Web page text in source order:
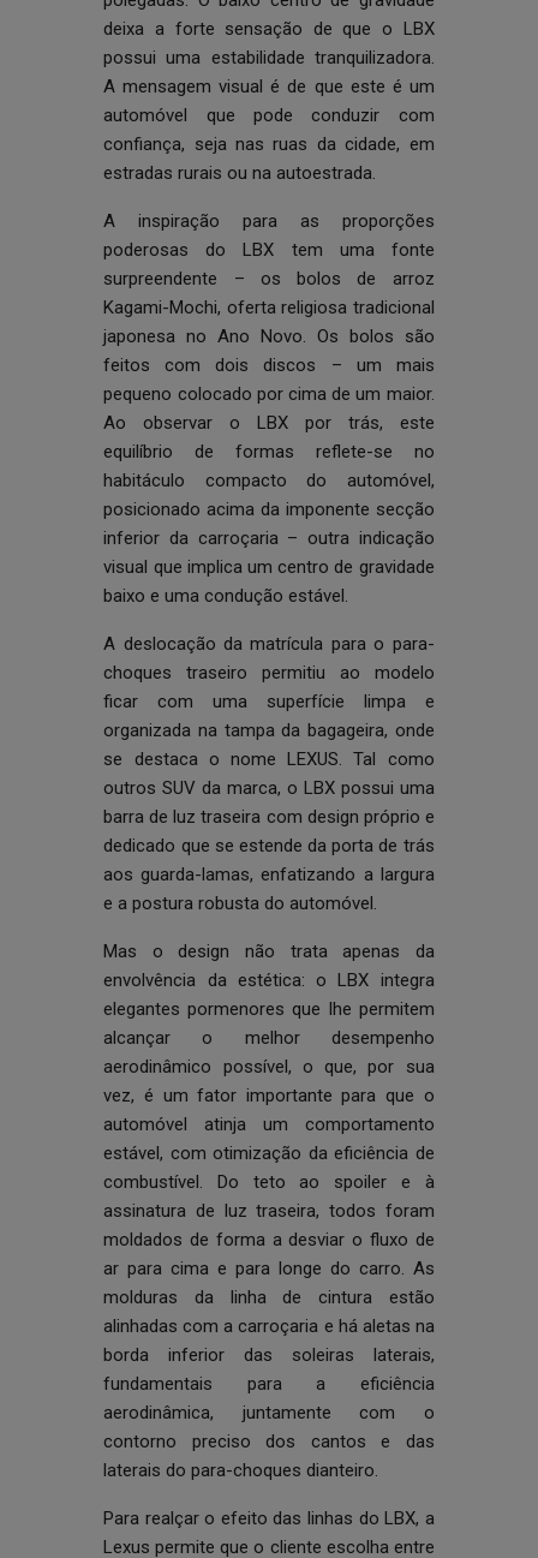
deixa a forte sensação de que o LBX
possui uma estabilidade tranquilizadora.
A mensagem visual é de que este é um
automóvel que pode conduzir com
confiança, seja nas ruas da cidade, em
estradas rurais ou na autoestrada.
A inspiração para as proporções
poderosas do LBX tem uma fonte
surpreendente – os bolos de arroz
Kagami-Mochi, oferta religiosa tradicional
japonesa no Ano Novo. Os bolos são
feitos com dois discos – um mais
pequeno colocado por cima de um maior.
Ao observar o LBX por trás, este
equilíbrio de formas reflete-se no
habitáculo compacto do automóvel,
posicionado acima da imponente secção
inferior da carroçaria – outra indicação
visual que implica um centro de gravidade
baixo e uma condução estável.
A deslocação da matrícula para o para-
choques traseiro permitiu ao modelo
ficar com uma superfície limpa e
organizada na tampa da bagageira, onde
se destaca o nome LEXUS. Tal como
outros SUV da marca, o LBX possui uma
barra de luz traseira com design próprio e
dedicado que se estende da porta de trás
aos guarda-lamas, enfatizando a largura
e a postura robusta do automóvel.
Mas o design não trata apenas da
envolvência da estética: o LBX integra
elegantes pormenores que lhe permitem
alcançar o melhor desempenho
aerodinâmico possível, o que, por sua
vez, é um fator importante para que o
automóvel atinja um comportamento
estável, com otimização da eficiência de
combustível. Do teto ao spoiler e à
assinatura de luz traseira, todos foram
moldados de forma a desviar o fluxo de
ar para cima e para longe do carro. As
molduras da linha de cintura estão
alinhadas com a carroçaria e há aletas na
borda inferior das soleiras laterais,
fundamentais para a eficiência
aerodinâmica, juntamente com o
contorno preciso dos cantos e das
laterais do para-choques dianteiro.
Para realçar o efeito das linhas do LBX, a
Lexus permite que o cliente escolha entre